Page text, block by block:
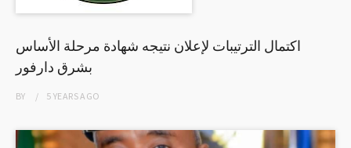
اكتمال الترتيبات لإعلان نتيجه شهادة مرحلة الأساس
بشرق دارفور
BY 5 YEARSAGO